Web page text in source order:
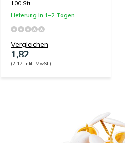
100 Stü...
Lieferung in 1–2 Tagen
Vergleichen
1,82
(2,17 Inkl. MwSt.)